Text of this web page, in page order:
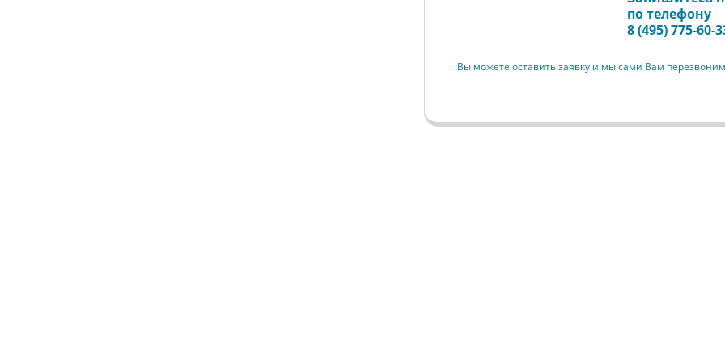
по телефону
8 (495) 775-60-
Вы можете оставить заявку и мы сами Вам перезвоним